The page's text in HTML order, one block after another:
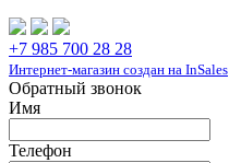
+7 985 700 28 28
Интернет-магазин создан на InSales
Обратный звонок
Имя
Телефон